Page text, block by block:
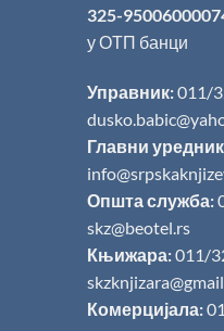
325-
у ОТП банци
Управник:011/
Главни
Општа служба:
skz@beotel.rs
Књижара:011/
Комерцијала: